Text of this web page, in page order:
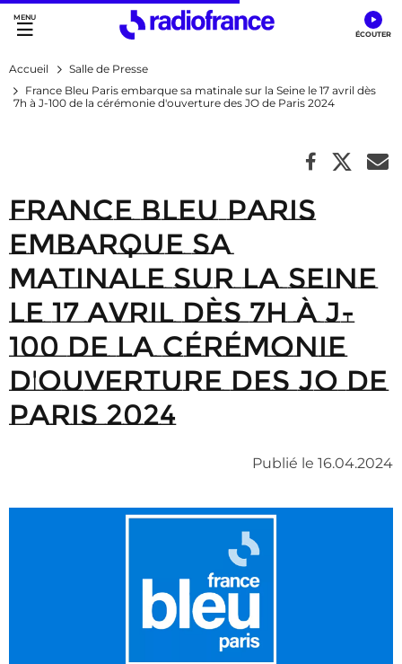
Accès direct :
Menu principal
Contenu
Accueil
Salle de Presse
France Bleu Paris embarque sa matinale sur la Seine le 17 avril dès
7h à J-100 de la cérémonie d'ouverture des JO de Paris 2024
France Bleu Paris
embarque sa
matinale sur la Seine
le 17 avril dès 7h à J-
100 de la cérémonie
d'ouverture des JO de
Paris 2024
Publié le 16.04.2024